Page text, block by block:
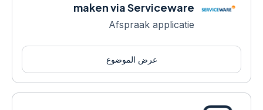
maken via Serviceware
Afspraak applicatie
عرض الموضوع